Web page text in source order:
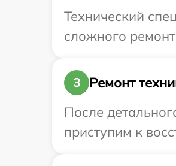
Технический
сложного
3
Ремонт
После
приступим к